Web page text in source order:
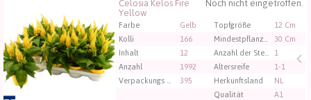
Noch nicht eingetroffen.
Celosia Kelos Fire
Yellow
Farbe Gelb Topfgröße
12 Cm
Kolli
166 Mindestpflanzenhöhe
30 Cm
Inhalt
12 Anzahl der Stecklinge/Pflanzen pro Topf
1
Anzahl
1992 Altersreife
1-1
395 Herkunftsland
NL
Qualität
A1
Celosia Kelos Fire Yellow
Sie müssen angemeldet sein, um kaufen zu können.
Klicken Sie hier, um sich einzuloggen.